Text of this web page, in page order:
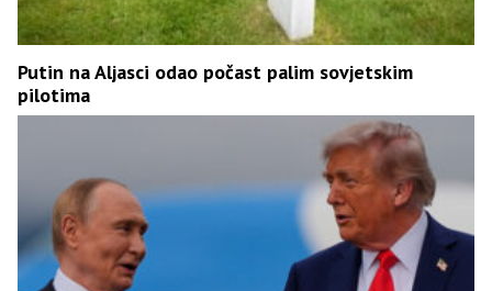
Putin na Aljasci odao počast palim sovjetskim
pilotima